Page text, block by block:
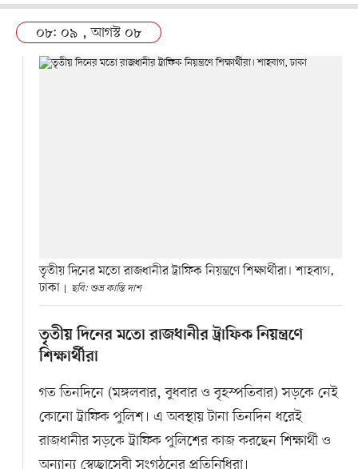
০৮: ০৯ , আগস্ট ০৮
তৃতীয় দিনের মতো রাজধানীর ট্রাফিক নিয়ন্ত্রণে শিক্ষার্থীরা। শাহবাগ,
ঢাকা
ছবি: শুভ্র কান্তি দাশ
তৃতীয় দিনের মতো রাজধানীর ট্রাফিক নিয়ন্ত্রণে
শিক্ষার্থীরা
গত তিনদিনে (মঙ্গলবার, বুধবার ও বৃহস্পতিবার) সড়কে নেই
কোনো ট্রাফিক পুলিশ। এ অবস্থায় টানা তিনদিন ধরেই
রাজধানীর সড়কে ট্রাফিক পুলিশের কাজ করছেন শিক্ষার্থী ও
অন্যান্য স্বেচ্ছাসেবী সংগঠনের প্রতিনিধিরা।